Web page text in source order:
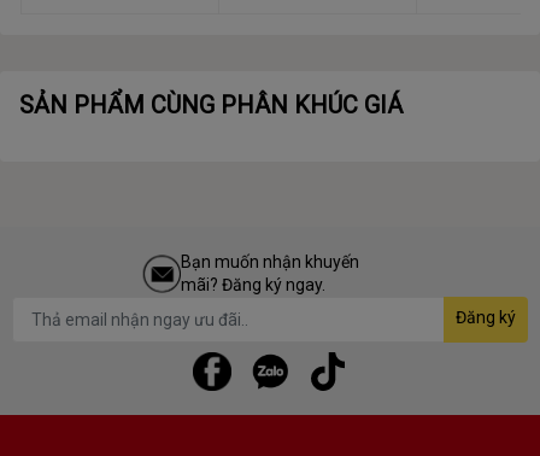
SẢN PHẨM CÙNG PHÂN KHÚC GIÁ
Bạn muốn nhận khuyến
mãi? Đăng ký ngay.
Đăng ký